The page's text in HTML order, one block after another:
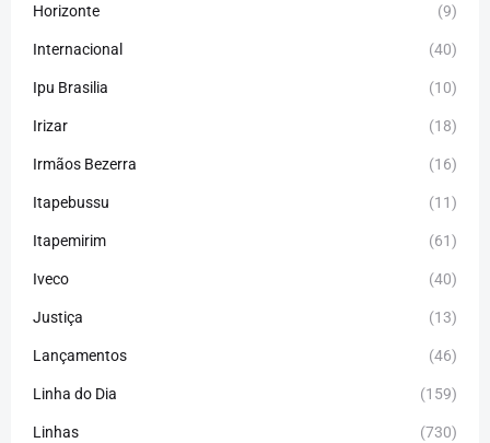
Horizonte (9)
Internacional (40)
Ipu Brasilia (10)
Irizar (18)
Irmãos Bezerra (16)
Itapebussu (11)
Itapemirim (61)
Iveco (40)
Justiça (13)
Lançamentos (46)
Linha do Dia (159)
Linhas (730)